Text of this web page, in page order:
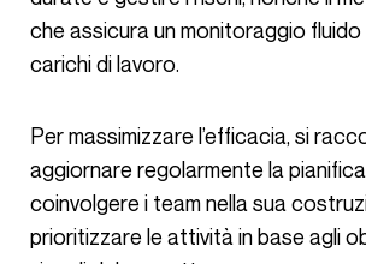
che assicura un monitoraggio fluido
carichi di lavoro.
Per massimizzare l’efficacia, si raccomanda di
aggiornare regolarmente la
coinvolgere i team nella sua
prioritizzare le attività in base agli